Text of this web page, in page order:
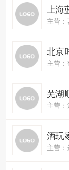
上
主营
北京
主营
芜湖
主营：
酒玩
主营